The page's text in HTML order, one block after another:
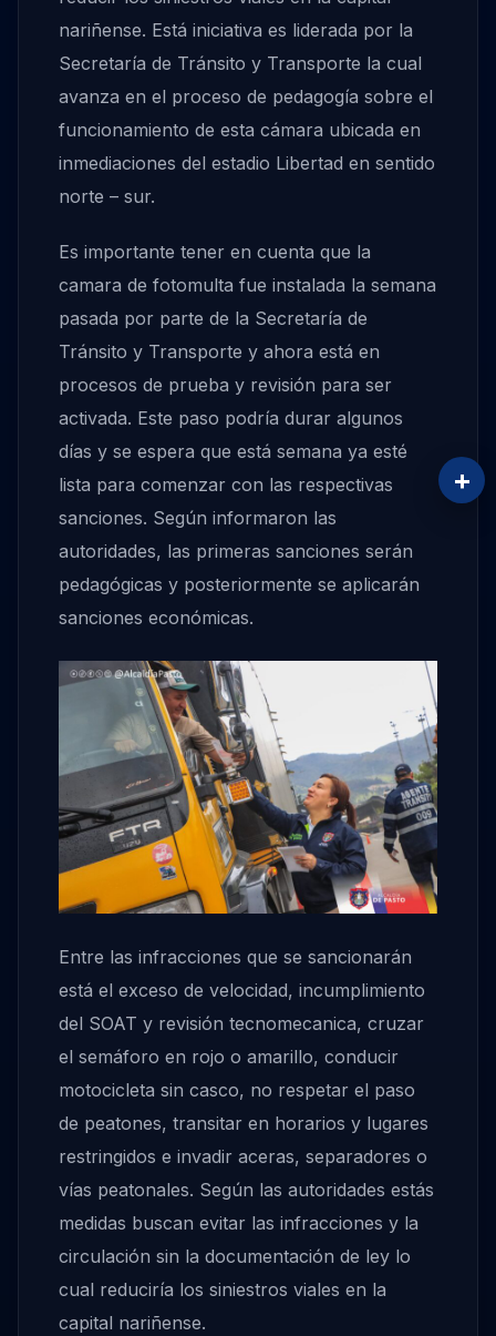
nariñense. Está iniciativa es liderada por la
Secretaría de Tránsito y Transporte la cual
avanza en el proceso de pedagogía sobre el
funcionamiento de esta cámara ubicada en
inmediaciones del estadio Libertad en sentido
norte – sur.
Es importante tener en cuenta que la
camara de fotomulta fue instalada la semana
pasada por parte de la Secretaría de
Tránsito y Transporte y ahora está en
procesos de prueba y revisión para ser
activada. Este paso podría durar algunos
días y se espera que está semana ya esté
lista para comenzar con las respectivas
sanciones. Según informaron las
autoridades, las primeras sanciones serán
pedagógicas y posteriormente se aplicarán
sanciones económicas.
Entre las infracciones que se sancionarán
está el exceso de velocidad, incumplimiento
del SOAT y revisión tecnomecanica, cruzar
el semáforo en rojo o amarillo, conducir
motocicleta sin casco, no respetar el paso
de peatones, transitar en horarios y lugares
restringidos e invadir aceras, separadores o
vías peatonales. Según las autoridades estás
medidas buscan evitar las infracciones y la
circulación sin la documentación de ley lo
cual reduciría los siniestros viales en la
capital nariñense.
+